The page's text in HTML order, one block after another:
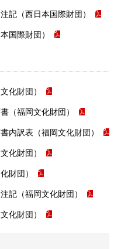
記（西日本国際財団）
国際財団）
化財団）
（福岡文化財団）
内訳表（福岡文化財団）
化財団）
財団）
記（福岡文化財団）
化財団）